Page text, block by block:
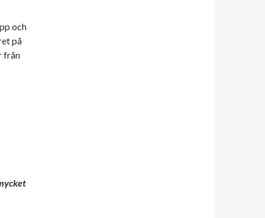
och
på
från